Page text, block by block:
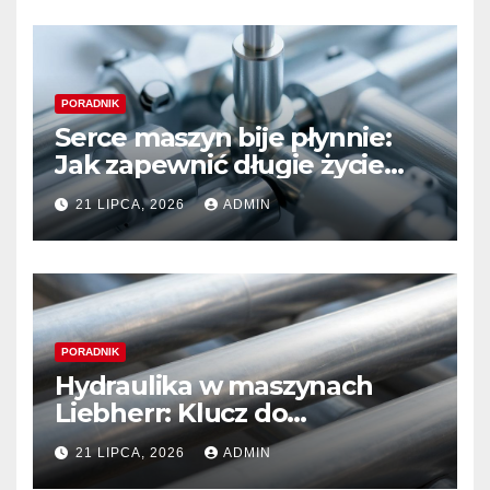
PORADNIK
Serce maszyn bije płynnie:
Jak zapewnić długie życie
systemom hydraulicznym
Sauer Danfoss
21 LIPCA, 2026 ADMIN
PORADNIK
Hydraulika w maszynach
Liebherr: Klucz do
niezawodności i optymalnej
wydajności
21 LIPCA, 2026 ADMIN